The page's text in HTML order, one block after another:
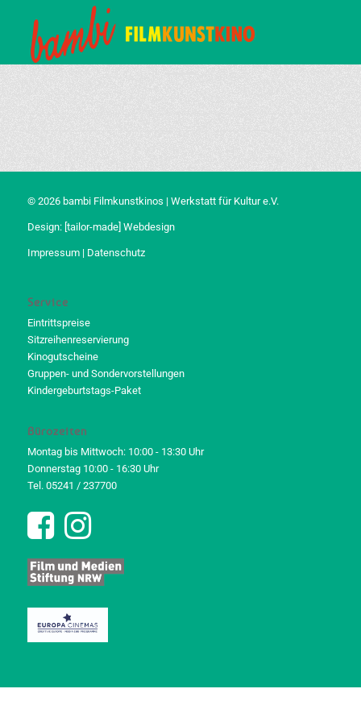
© 2026 bambi Filmkunstkinos | Werkstatt für Kultur e.V.
Design: [tailor-made] Webdesign
Impressum| Datenschutz
Service
Eintrittspreise
Sitzreihenreservierung
Kinogutscheine
Gruppen- und Sondervorstellungen
Kindergeburtstags-Paket
Bürozeiten
Montag bis Mittwoch: 10:00 - 13:30 Uhr
Donnerstag 10:00 - 16:30 Uhr
Tel. 05241 / 237700